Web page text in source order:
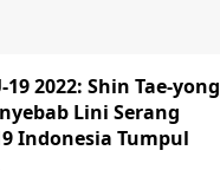
19 2022: Shin Tae-yong
Lini Serang
Indonesia Tumpul